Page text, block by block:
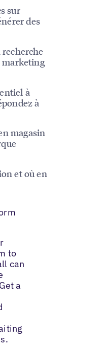
sur
des
recherche
marketing
à
à
magasin
et où en
to
can
a